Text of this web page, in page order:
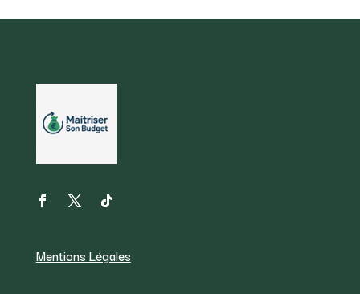
Mentions Légales